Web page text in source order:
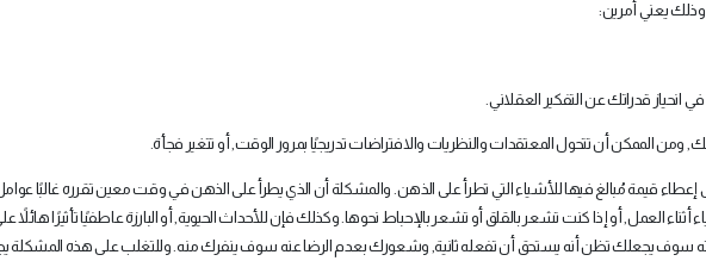
يعني أمرين:
قدراتك عن التفكير العقلاني.
ومن الممكن أن تتحول المعتقدات والنظريات والافتراضات تدريجيًا بمرور الوقت, أو تتغير فجأة.
إعطاء قيمة مُبالغ فيها للأشياء التي تطرأ على الذهن. والمشكلة أن الذي يطرأ على الذهن في وقت معين تقرره غالبًا
أثناء العمل, أو إذا كنت تشعر بالقلق أو تشعر بالإحباط نحوها. وكذلك فإن للأحداث الحيوية, أو البارزة عاطفيًا تأثيرًا هائلاً
سوف يجعلك تظن أنه يستحق أن تفعله ثانية, وشعورك بعدم الرضا عنه سوف ينفرك منه. وللتغلب على هذه المشكلة